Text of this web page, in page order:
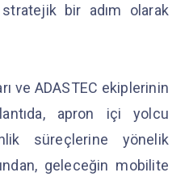
bir adım olarak
ve ADASTEC ekiplerinin
apron içi yolcu
süreçlerine yönelik
geleceğin mobilite